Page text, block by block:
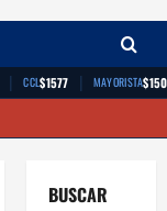
| CCL$1577 | MAYORISTA
BUSCAR